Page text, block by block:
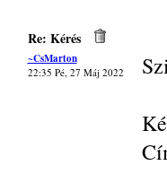
Re: Kérés
~CsMarton
22:35 Pé, 27 Máj 2022